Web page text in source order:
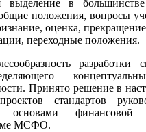
выделение в большинстве
положения, вопросы
оценка,
переходные положения.
разработки
Принято решение в
стандартов
основами финансовой
МСФО.